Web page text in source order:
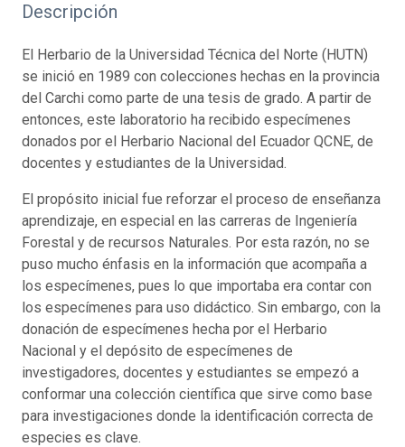
Descripción
El Herbario de la Universidad Técnica del Norte (HUTN)
se inició en 1989 con colecciones hechas en la provincia
del Carchi como parte de una tesis de grado. A partir de
entonces, este laboratorio ha recibido especímenes
donados por el Herbario Nacional del Ecuador QCNE, de
docentes y estudiantes de la Universidad.
El propósito inicial fue reforzar el proceso de enseñanza
aprendizaje, en especial en las carreras de Ingeniería
Forestal y de recursos Naturales. Por esta razón, no se
puso mucho énfasis en la información que acompaña a
los especímenes, pues lo que importaba era contar con
los especímenes para uso didáctico. Sin embargo, con la
donación de especímenes hecha por el Herbario
Nacional y el depósito de especímenes de
investigadores, docentes y estudiantes se empezó a
conformar una colección científica que sirve como base
para investigaciones donde la identificación correcta de
especies es clave.